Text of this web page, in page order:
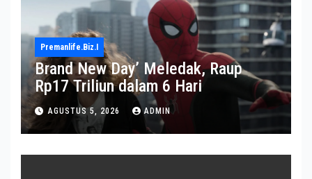
Premanlife.biz.i
Brand New Day’ Meledak, Raup
Rp17 Triliun dalam 6 Hari
AGUSTUS 5, 2026 ADMIN